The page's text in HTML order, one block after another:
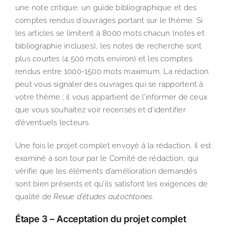
une note critique, un guide bibliographique et des
comptes rendus d’ouvrages portant sur le thème. Si
les articles se limitent à 8000 mots chacun (notes et
bibliographie incluses), les notes de recherche sont
plus courtes (4 500 mots environ) et les comptes
rendus entre 1000-1500 mots maximum. La rédaction
peut vous signaler des ouvrages qui se rapportent à
votre thème ; il vous appartient de l’informer de ceux
que vous souhaitez voir recensés et d’identifier
d’éventuels lecteurs.
Une fois le projet complet envoyé à la rédaction, il est
examiné à son tour par le Comité de rédaction, qui
vérifie que les éléments d’amélioration demandés
sont bien présents et qu’ils satisfont les exigences de
qualité deRevue d’études autochtones.
Étape 3 – Acceptation du projet complet